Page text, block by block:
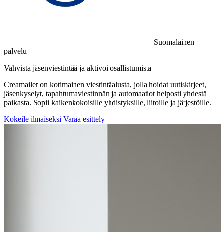
Suomalainen
palvelu
Vahvista jäsenviestintää ja aktivoi osallistumista
Creamailer on kotimainen viestintäalusta, jolla hoidat uutiskirjeet,
jäsenkyselyt, tapahtumaviestinnän ja automaatiot helposti yhdestä
paikasta. Sopii kaikenkokoisille yhdistyksille, liitoille ja järjestöille.
Kokeile ilmaiseksi Varaa esittely